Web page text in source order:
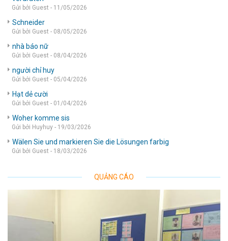
Gửi bởi Guest - 11/05/2026
Schneider
Gửi bởi Guest - 08/05/2026
nhà báo nữ
Gửi bởi Guest - 08/04/2026
người chỉ huy
Gửi bởi Guest - 05/04/2026
Hạt dẻ cười
Gửi bởi Guest - 01/04/2026
Woher komme sis
Gửi bởi Huyhuy - 19/03/2026
Wälen Sie und markieren Sie die Lösungen farbig
Gửi bởi Guest - 18/03/2026
QUẢNG CÁO